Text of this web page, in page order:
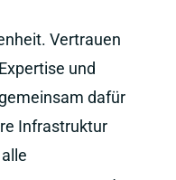
Vertrauen
und
dafür
Infrastruktur